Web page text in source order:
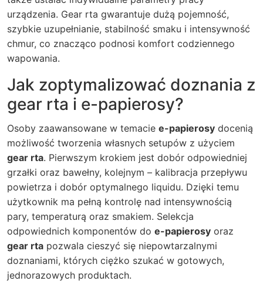
urządzenia. Gear rta gwarantuje dużą pojemność,
szybkie uzupełnianie, stabilność smaku i intensywność
chmur, co znacząco podnosi komfort codziennego
wapowania.
Jak zoptymalizować doznania z
gear rta i e-papierosy?
Osoby zaawansowane w temacie e-papierosy docenią
możliwość tworzenia własnych setupów z użyciem
gear rta. Pierwszym krokiem jest dobór odpowiedniej
grzałki oraz bawełny, kolejnym – kalibracja przepływu
powietrza i dobór optymalnego liquidu. Dzięki temu
użytkownik ma pełną kontrolę nad intensywnością
pary, temperaturą oraz smakiem. Selekcja
odpowiednich komponentów do e-papierosy oraz
gear rta pozwala cieszyć się niepowtarzalnymi
doznaniami, których ciężko szukać w gotowych,
jednorazowych produktach.